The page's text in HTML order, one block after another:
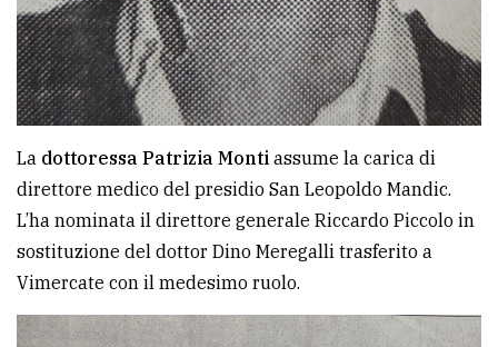
La dottoressa Patrizia Monti assume la carica di
direttore medico del presidio San Leopoldo Mandic.
L’ha nominata il direttore generale Riccardo Piccolo in
sostituzione del dottor Dino Meregalli trasferito a
Vimercate con il medesimo ruolo.